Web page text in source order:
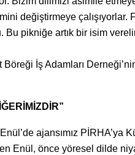
değiştirmeye çalışıyorlar.
Bu pikniğe artık bir isim
İş Adamları
ajansımız PİRHA’ya
Enül, önce yöresel dilde